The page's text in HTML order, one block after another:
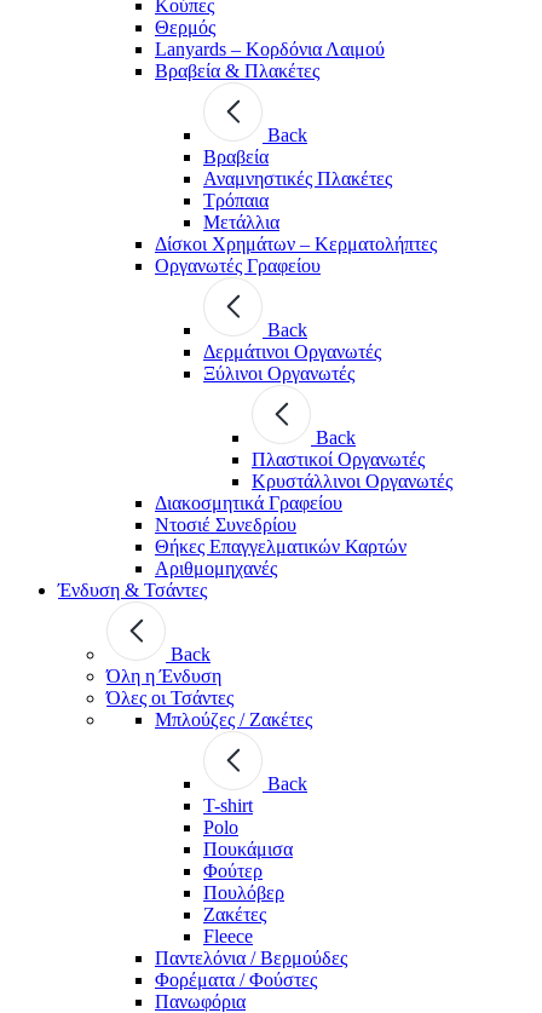
Κούπες
Θερμός
Lanyards – Kορδόνια Λαιμού
Βραβεία & Πλακέτες
Back
Βραβεία
Αναμνηστικές Πλακέτες
Τρόπαια
Μετάλλια
Δίσκοι Χρημάτων – Κερματολήπτες
Οργανωτές Γραφείου
Back
Δερμάτινοι Οργανωτές
Ξύλινοι Οργανωτές
Back
Πλαστικοί Οργανωτές
Κρυστάλλινοι Οργανωτές
Διακοσμητικά Γραφείου
Ντοσιέ Συνεδρίου
Θήκες Επαγγελματικών Καρτών
Αριθμομηχανές
Ένδυση & Τσάντες
Back
Όλη η Ένδυση
Όλες οι Τσάντες
Μπλούζες / Ζακέτες
Back
T-shirt
Polo
Πουκάμισα
Φούτερ
Πουλόβερ
Ζακέτες
Fleece
Παντελόνια / Βερμούδες
Φορέματα / Φούστες
Πανωφόρια